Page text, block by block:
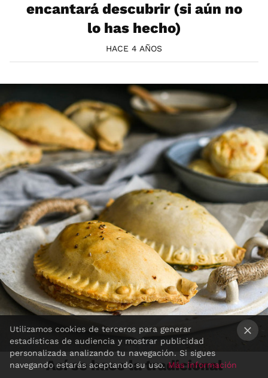
encantará descubrir (si aún no
lo has hecho)
HACE 4 AÑOS
Así se hace la tradicional
Utilizamos cookies de terceros para generar
estadísticas de audiencia y mostrar publicidad
personalizada analizando tu navegación. Si sigues
navegando estarás aceptando su uso.Más información